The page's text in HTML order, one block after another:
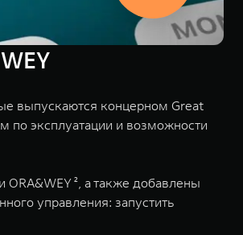
выпускаются концерном Great
по эксплуатации и возможности
², а также добавлены
управления: запустить